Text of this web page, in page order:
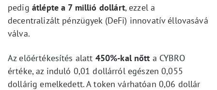
pedig átlépte a 7 millió dollárt, ezzel a
decentralizált pénzügyek (DeFi) innovatív éllovasává
válva.
Az előértékesítés alatt 450%-kal nőtt a CYBRO
értéke, az induló 0,01 dollárról egészen 0,055
dollárig emelkedett. A token várhatóan 0,06 dollár